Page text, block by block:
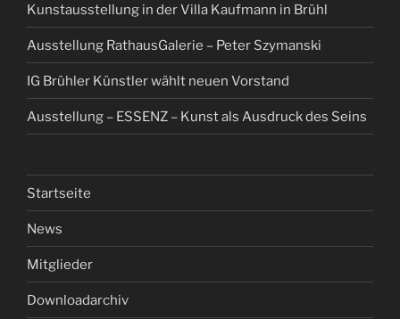
Kunstausstellung in der Villa Kaufmann in Brühl
Ausstellung RathausGalerie – Peter Szymanski
IG Brühler Künstler wählt neuen Vorstand
Ausstellung – ESSENZ – Kunst als Ausdruck des Seins
Startseite
News
Mitglieder
Downloadarchiv